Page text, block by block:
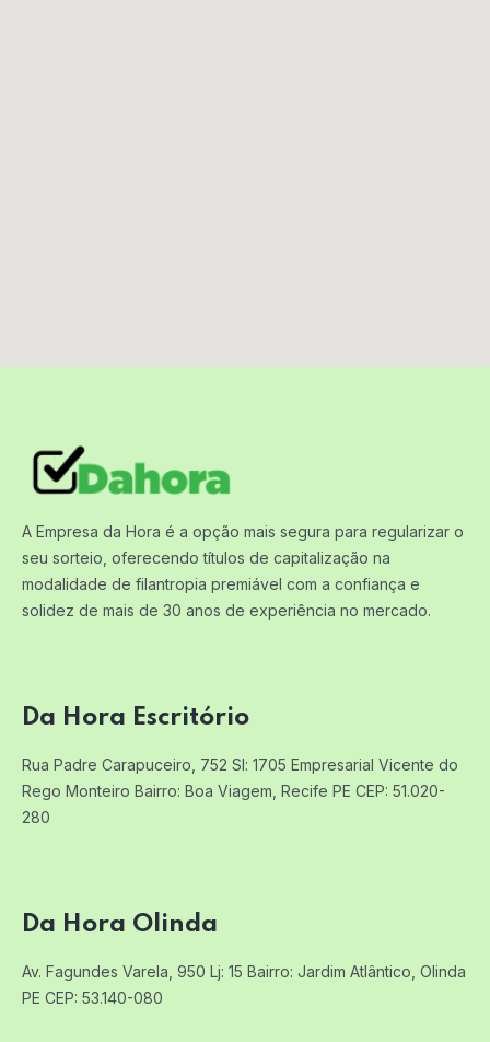
A Empresa da Hora é a opção mais segura para regularizar o
seu sorteio, oferecendo títulos de capitalização na
modalidade de filantropia premiável com a confiança e
solidez de mais de 30 anos de experiência no mercado.
Da Hora Escritório
Rua Padre Carapuceiro, 752 Sl: 1705 Empresarial Vicente do
Rego Monteiro Bairro: Boa Viagem, Recife PE CEP: 51.020-
280
Da Hora Olinda
Av. Fagundes Varela, 950 Lj: 15 Bairro: Jardim Atlântico, Olinda
PE CEP: 53.140-080